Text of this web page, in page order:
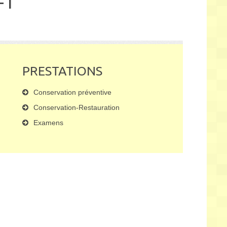
PRESTATIONS
Conservation préventive
Conservation-Restauration
Examens